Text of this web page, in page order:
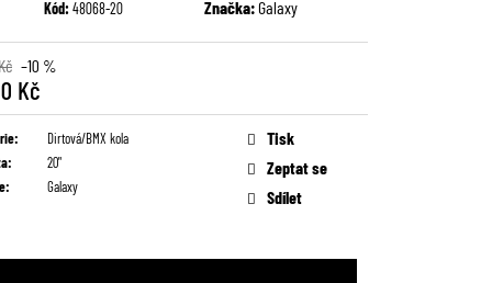
Kód:48068-20 Značka:Galaxy
–10 %
Kč
:
Dirtová/BMX kola
:
20"
: Galaxy
Tisk
Zeptat se
Sdílet